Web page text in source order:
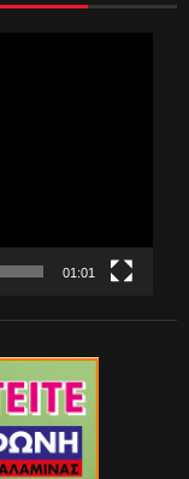
01:01